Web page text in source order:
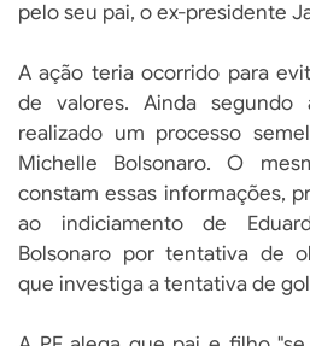
pelo seu pai, o ex-presidente
A ação teria ocorrido para
de valores. Ainda segundo
realizado um processo
Michelle Bolsonaro. O
constam essas informações,
ao indiciamento de
Bolsonaro por tentativa de
que investiga a tentativa de